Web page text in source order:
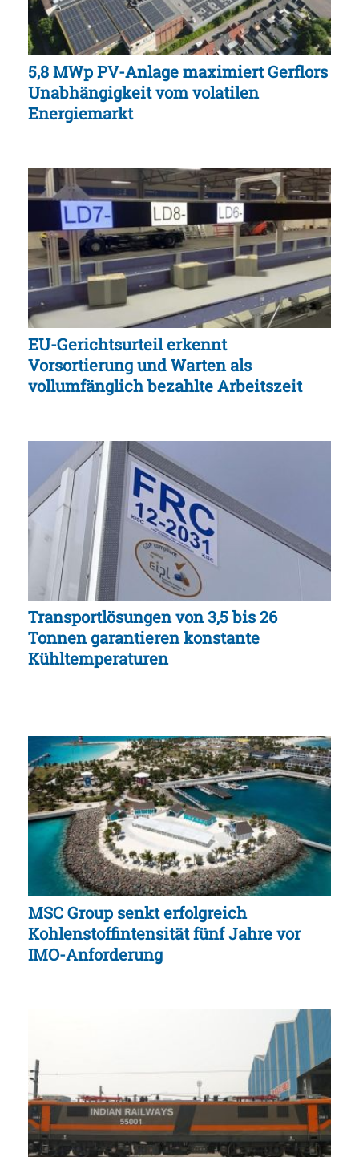
5,8 MWp PV-Anlage maximiert Gerflors
Unabhängigkeit vom volatilen
Energiemarkt
EU-Gerichtsurteil erkennt
Vorsortierung und Warten als
vollumfänglich bezahlte Arbeitszeit
Transportlösungen von 3,5 bis 26
Tonnen garantieren konstante
Kühltemperaturen
MSC Group senkt erfolgreich
Kohlenstoffintensität fünf Jahre vor
IMO-Anforderung